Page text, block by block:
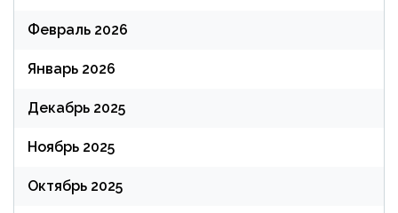
Февраль 2026
Январь 2026
Декабрь 2025
Ноябрь 2025
Октябрь 2025